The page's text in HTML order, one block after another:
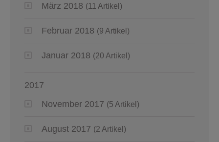
März 2018 (11 Artikel)
Februar 2018 (9 Artikel)
Januar 2018 (20 Artikel)
2017
November 2017 (5 Artikel)
August 2017 (2 Artikel)